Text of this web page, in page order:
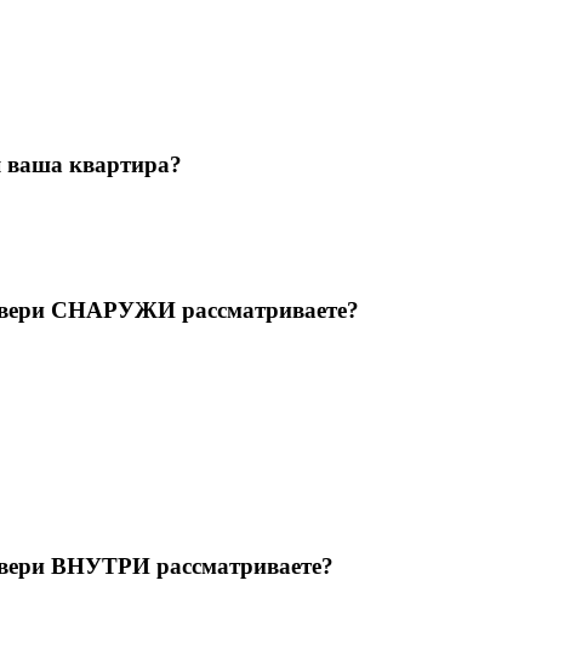
ваша квартира?
СНАРУЖИ рассматриваете?
ВНУТРИ рассматриваете?